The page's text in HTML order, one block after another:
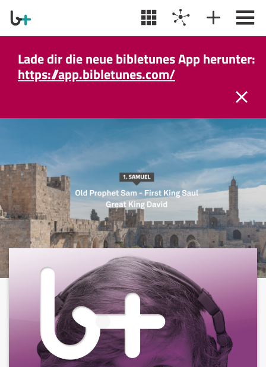
Lade dir die neue bibletunes App herunter:
https://app.bibletunes.com/